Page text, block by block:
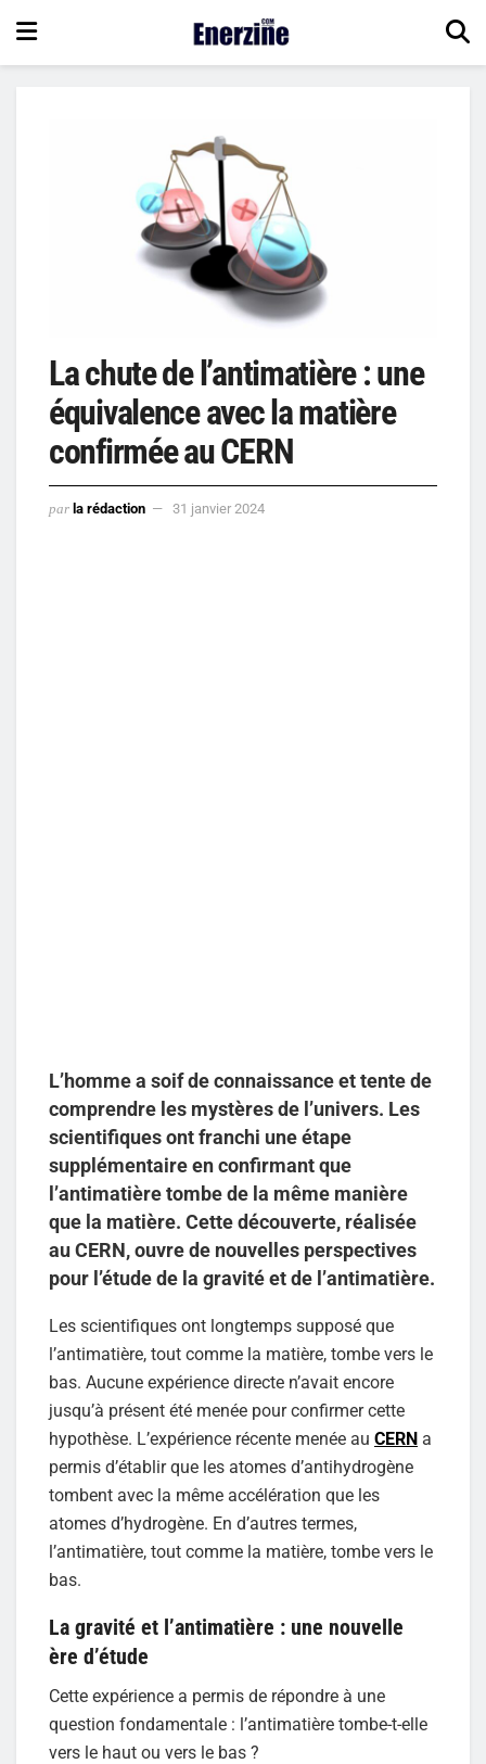
La chute de l’antimatière : une
équivalence avec la matière
confirmée au CERN
par la rédaction 31 janvier 2024
L’homme a soif de connaissance et tente de
comprendre les mystères de l’univers. Les
scientifiques ont franchi une étape
supplémentaire en confirmant que
l’antimatière tombe de la même manière
que la matière. Cette découverte, réalisée
au CERN, ouvre de nouvelles perspectives
pour l’étude de la gravité et de l’antimatière.
Les scientifiques ont longtemps supposé que
l’antimatière, tout comme la matière, tombe vers le
bas. Aucune expérience directe n’avait encore
jusqu’à présent été menée pour confirmer cette
hypothèse. L’expérience récente menée au CERN a
permis d’établir que les atomes d’antihydrogène
tombent avec la même accélération que les
atomes d’hydrogène. En d’autres termes,
l’antimatière, tout comme la matière, tombe vers le
bas.
La gravité et l’antimatière : une nouvelle
ère d’étude
Cette expérience a permis de répondre à une
question fondamentale : l’antimatière tombe-t-elle
vers le haut ou vers le bas ?